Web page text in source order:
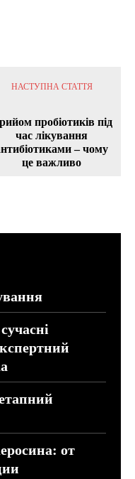
НАСТУПНА СТАТТЯ
пробіотиків під
час лікування
– чому
це важливо
от